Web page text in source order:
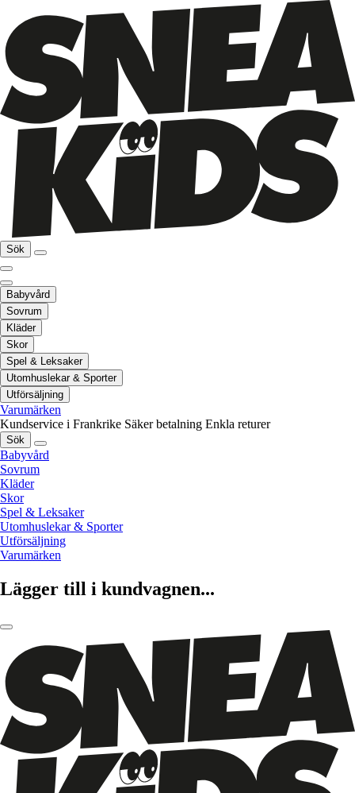
Sök
Babyvård
Sovrum
Kläder
Skor
Spel & Leksaker
Utomhuslekar & Sporter
Utförsäljning
Varumärken
Kundservice i Frankrike Säker betalning Enkla returer
Sök
Babyvård
Sovrum
Kläder
Skor
Spel & Leksaker
Utomhuslekar & Sporter
Utförsäljning
Varumärken
Lägger till i kundvagnen...